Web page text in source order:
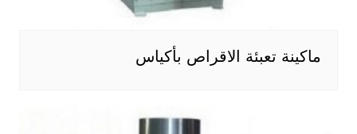
ماكينة تعبئة الاقراص بأكياس